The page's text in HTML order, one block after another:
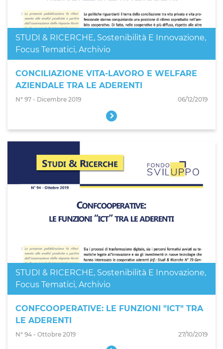
STUDI & RICERCHE, Sostenibilità E Innovazione,
Focus Tematici, Archivio
CONCILIAZIONE VITA-LAVORO E WELFARE
AZIENDALE TRA LE ADERENTI
N° 97 - Dicembre 2019 06/12/2019
STUDI & RICERCHE, Sostenibilità E Innovazione,
Focus Tematici, Archivio
CONFCOOPERATIVE: LE FUNZIONI "ICT" TRA
LE ADERENTI
N° 94 - Ottobre 2019 27/10/2019